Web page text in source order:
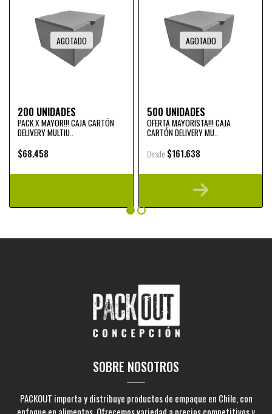
AGOTADO
200 UNIDADES
PACK X MAYOR!!! CAJA CARTÓN
DELIVERY MULTIU..
$68.458
AGOTADO
500 UNIDADES
OFERTA MAYORISTA!!! CAJA
CARTÓN DELIVERY MU..
Desde $161.638
SOBRE NOSOTROS
PACKOUT importa y distribuye productos de empaque en Chile, con